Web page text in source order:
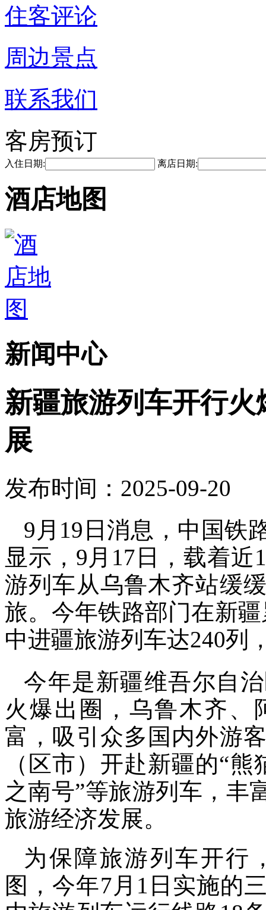
住客评论
周边景点
联系我们
客房预订
入住日期: 离店日期:
酒店地图
新闻中心
新疆旅游列车开行
展
发布时间：2025-09-20
9月19日消息，中国铁
显示，9月17日，载着近
游列车从乌鲁木齐站缓
旅。今年铁路部门在新
中进疆旅游列车达240列
今年是新疆维吾尔自
火爆出圈，乌鲁木齐、
富，吸引众多国内外游
（区市）开赴新疆的“
之南号”等旅游列车，丰
旅游经济发展。
为保障旅游列车开行
图，今年7月1日实施的